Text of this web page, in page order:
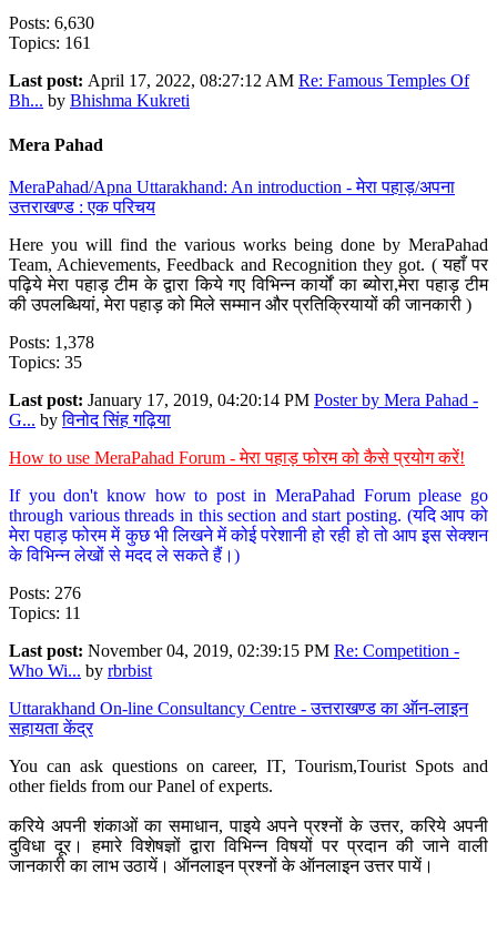
Posts: 6,630
Topics: 161
Last post: April 17, 2022, 08:27:12 AM Re: Famous Temples Of
Bh... by Bhishma Kukreti
Mera Pahad
MeraPahad/Apna Uttarakhand: An introduction - मेरा पहाड़/अपना
उत्तराखण्ड : एक परिचय
Here you will find the various works being done by MeraPahad
Team, Achievements, Feedback and Recognition they got. ( यहाँ पर
पढ़िये मेरा पहाड़ टीम के द्वारा किये गए विभिन्न कार्यों का ब्योरा,मेरा पहाड़ टीम
की उपलब्धियां, मेरा पहाड़ को मिले सम्मान और प्रतिक्रियायों की जानकारी )
Posts: 1,378
Topics: 35
Last post: January 17, 2019, 04:20:14 PM Poster by Mera Pahad -
G... byविनोद सिंह गढ़िया
How to use MeraPahad Forum - मेरा पहाड़ फोरम को कैसे प्रयोग करें!
If you don't know how to post in MeraPahad Forum please go
through various threads in this section and start posting. (यदि आप को
मेरा पहाड़ फोरम में कुछ भी लिखने में कोई परेशानी हो रही हो तो आप इस सेक्शन
के विभिन्न लेखों से मदद ले सकते हैं।)
Posts: 276
Topics: 11
Last post: November 04, 2019, 02:39:15 PM Re: Competition -
Who Wi... by rbrbist
Uttarakhand On-line Consultancy Centre - उत्तराखण्ड का ऑन-लाइन
सहायता केंद्र
You can ask questions on career, IT, Tourism,Tourist Spots and
other fields from our Panel of experts.
करिये अपनी शंकाओं का समाधान, पाइये अपने प्रश्नों के उत्तर, करिये अपनी
दुविधा दूर। हमारे विशेषज्ञों द्वारा विभिन्न विषयों पर प्रदान की जाने वाली
जानकारी का लाभ उठायें। ऑनलाइन प्रश्नों के ऑनलाइन उत्तर पायें।